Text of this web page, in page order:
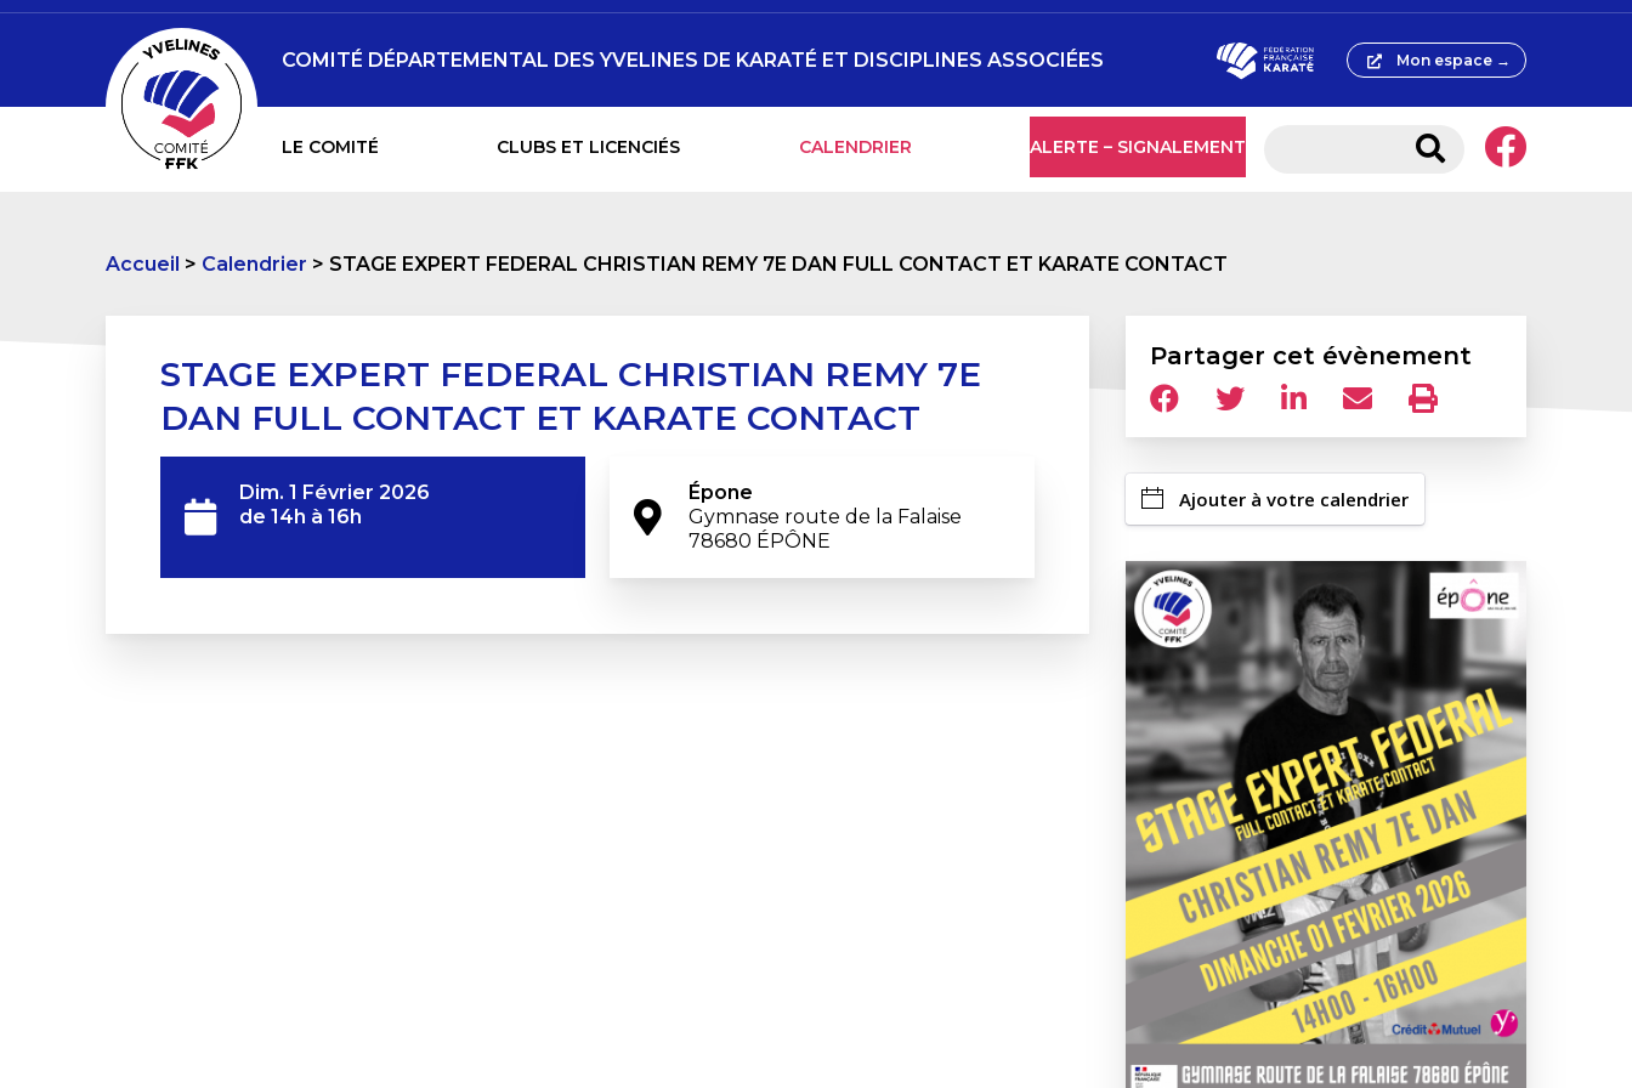
LE COMITÉ CLUBS ET LICENCIÉS CALENDRIER ALERTE – SIGNALEMENT
COMITÉ DÉPARTEMENTAL DES YVELINES DE KARATÉ ET DISCIPLINES ASSOCIÉES Mon espace →
Accueil Calendrier STAGE EXPERT FEDERAL CHRISTIAN REMY 7E DAN FULL CONTACT ET KARATE CONTACT
STAGE EXPERT FEDERAL CHRISTIAN REMY 7E
DAN FULL CONTACT ET KARATE CONTACT
Dim. 1 Février 2026
de 14h à 16h
Épone
Gymnase route de la Falaise
78680 ÉPÔNE
Partager cet évènement
Ajouter à votre calendrier